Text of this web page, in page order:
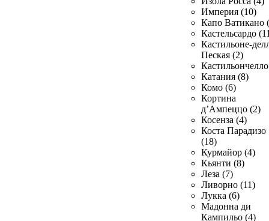
Империя (10)
Капо Ватикано
Кастельсардо
Кастильоне-
Пеская (2)
Катания (8)
Комо (6)
Кортина
д’Ампеццо (2)
Косенза (4)
Коста Парадизо
(18)
Курмайор (4)
Кьянти (8)
Леза (7)
Ливорно (11)
Лукка (6)
Мадонна ди
Кампильо (4)